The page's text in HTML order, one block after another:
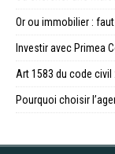
Or ou immobilier :
Investir avec Primea
Art 1583 du code
Pourquoi choisir